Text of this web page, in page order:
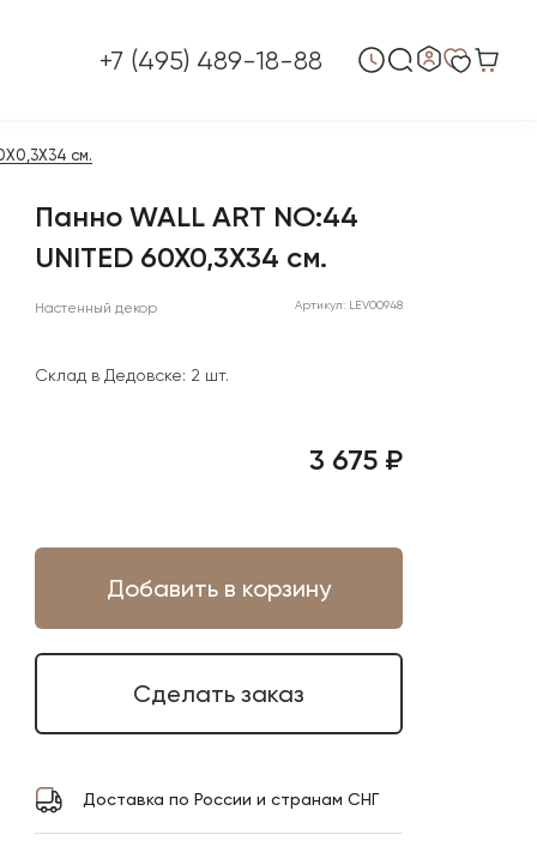
+7 (495) 489-18-88
см.
Панно WALL ART NO:44
UNITED 60X0,3X34 см.
Настенный декор Артикул: LEV00948
Склад в Дедовске: 2 шт.
3 675 ₽
Добавить в корзину
Сделать заказ
Доставка по России и странам СНГ